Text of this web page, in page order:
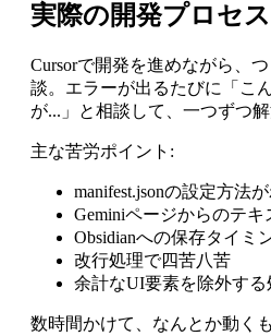
実際の開発プロセス
Cursorで開発を進めながら、
談。エラーが出るたびに「こ
が...」と相談して、一つずつ
主な苦労ポイント:
manifest.jsonの設定方法
Geminiページからのテ
Obsidianへの保存タイミ
改行処理で四苦八苦
余計なUI要素を除外する
数時間かけて、なんとか動く